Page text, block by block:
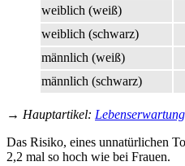
weiblich (weiß)
weiblich (schwarz)
männlich (weiß)
männlich (schwarz)
→ Hauptartikel: Lebenserwartung
Das Risiko, eines unnatürlichen
2,2 mal so hoch wie bei Frauen.